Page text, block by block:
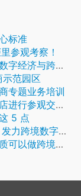
标准
参观考察！
委员会副会长单位
范园区
专题业务培训
参观交流！
5 点
跨境数字科技
跨境电商吗？